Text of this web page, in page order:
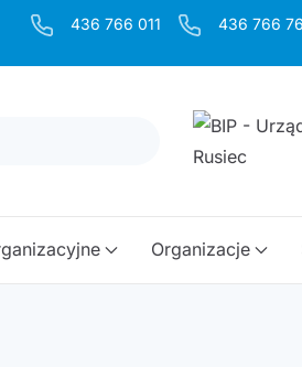
436 766 011 436 766
Organizacje